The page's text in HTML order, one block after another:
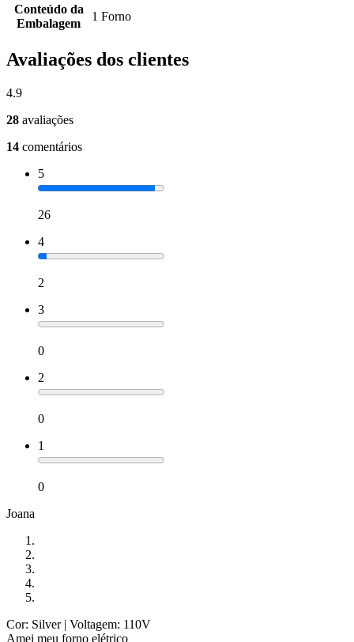
Conteúdo da
Embalagem
1 Forno
Avaliações dos clientes
4.9
28 avaliações
14 comentários
5
26
4
2
3
0
2
0
1
0
Joana
Cor: Silver| Voltagem: 110V
Amei meu forno elétrico